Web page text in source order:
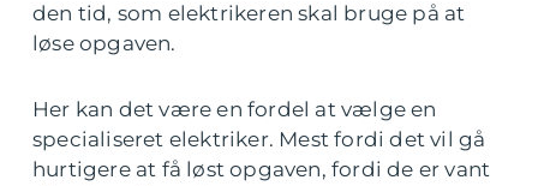
den tid, som elektrikeren skal bruge på at
løse opgaven.
Her kan det være en fordel at vælge en
specialiseret elektriker. Mest fordi det vil gå
hurtigere at få løst opgaven, fordi de er vant